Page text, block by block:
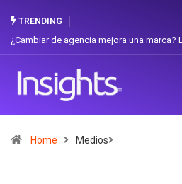
TRENDING
de agencia mejora una marca? La
Home Medios